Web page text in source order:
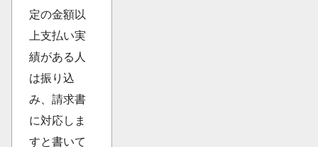
定の金額以
上支払い実
績がある人
は振り込
み、請求書
に対応しま
すと書いて